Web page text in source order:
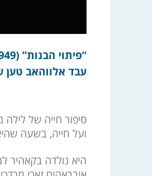
עבד אלווהאב
סיפור חייה של
ועל חייה, בשעה
היא נולדה בקאהיר